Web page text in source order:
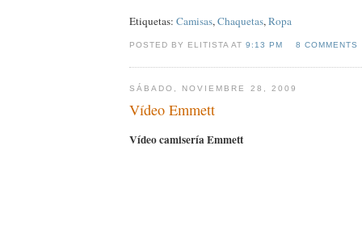
Etiquetas: Camisas,Chaquetas,Ropa
POSTED BY ELITISTA AT9:13 PM 8 COMMENTS
SÁBADO, NOVIEMBRE 28, 2009
Vídeo Emmett
Vídeo camisería Emmett